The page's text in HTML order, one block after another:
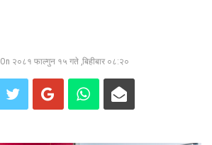
On २०८१ फाल्गुन १५ गते ,बिहीबार ०८:२०